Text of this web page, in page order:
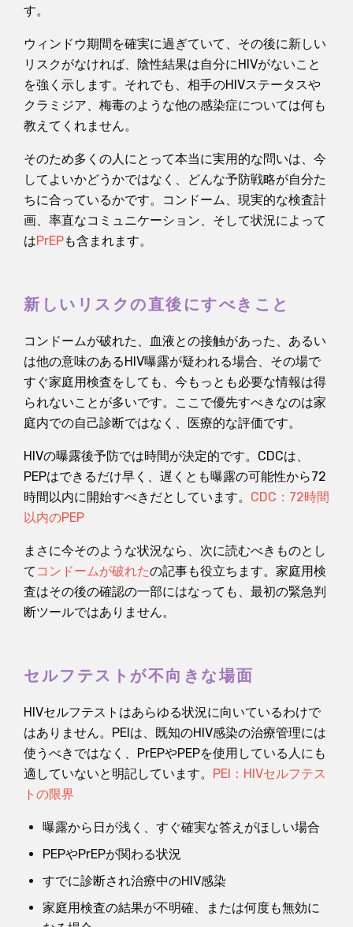
す。
ウィンドウ期間を確実に過ぎていて、その後に新しい
リスクがなければ、陰性結果は自分にHIVがないこと
を強く示します。それでも、相手のHIVステータスや
クラミジア、梅毒のような他の感染症については何も
教えてくれません。
そのため多くの人にとって本当に実用的な問いは、今
してよいかどうかではなく、どんな予防戦略が自分た
ちに合っているかです。コンドーム、現実的な検査計
画、率直なコミュニケーション、そして状況によって
はPrEPも含まれます。
新しいリスクの直後にすべきこと
コンドームが破れた、血液との接触があった、あるい
は他の意味のあるHIV曝露が疑われる場合、その場で
すぐ家庭用検査をしても、今もっとも必要な情報は得
られないことが多いです。ここで優先すべきなのは家
庭内での自己診断ではなく、医療的な評価です。
HIVの曝露後予防では時間が決定的です。CDCは、
PEPはできるだけ早く、遅くとも曝露の可能性から72
時間以内に開始すべきだとしています。 CDC：72時間
以内のPEP
まさに今そのような状況なら、次に読むべきものとし
て コンドームが破れたの記事も役立ちます。家庭用検
査はその後の確認の一部にはなっても、最初の緊急判
断ツールではありません。
セルフテストが不向きな場面
HIVセルフテストはあらゆる状況に向いているわけで
はありません。PEIは、既知のHIV感染の治療管理には
使うべきではなく、PrEPやPEPを使用している人にも
適していないと明記しています。 PEI：HIVセルフテス
トの限界
曝露から日が浅く、すぐ確実な答えがほしい場合
PEPやPrEPが関わる状況
すでに診断され治療中のHIV感染
家庭用検査の結果が不明確、または何度も無効に